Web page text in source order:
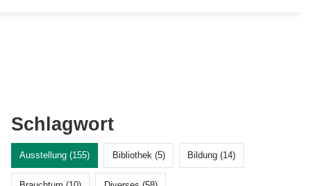
Schlagwort
Ausstellung (155) Bibliothek (5) Bildung (14)